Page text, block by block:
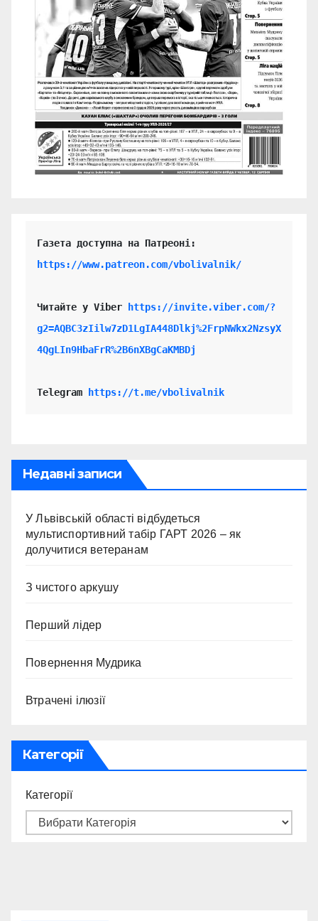
https://www.patreon.com/vbolivalnik/
Читайте у Viber
https://invite.viber.com/?
g2=AQBC3zIilw7zD1LgIA448Dlkj%2FrpNWkx2NzsyX
4QgLIn9HbaFrR%2B6nXBgCaKMBDj
Telegram https://t.me/vbolivalnik
Недавні записи
У Львівській області відбудеться
мультиспортивний табір ГАРТ 2026 – як
долучитися ветеранам
З чистого аркушу
Перший лідер
Повернення Мудрика
Втрачені ілюзії
Категорії
Категорії